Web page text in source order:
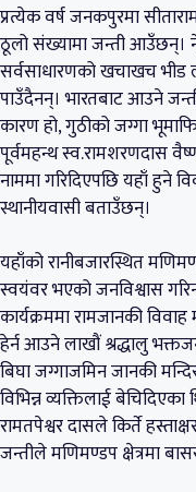
प्रत्येक वर्ष जनकपुरमा
ठूलो संख्यामा जन्ती आउँछन्।
सर्वसाधारणको खचाखच भीड
पाउँदैनन्। भारतबाट आउने
कारण हो, गुठीको जग्गा
पूर्वमहन्थ स्व.रामशरणदास
नाममा गरिदिएपछि यहाँ हुने
स्थानीयवासी बताउँछन्।
यहाँको रानीबजारस्थित
स्वयंवर भएको जनविश्वास
कार्यक्रममा रामजानकी
हेर्न आउने लाखौं श्रद्धालु
बिघा जग्गाजमिन जानकी
विभिन्न व्यक्तिलाई
रामतपेश्वर दासले किर्ते
जन्तीले मणिमण्डप क्षेत्रमा